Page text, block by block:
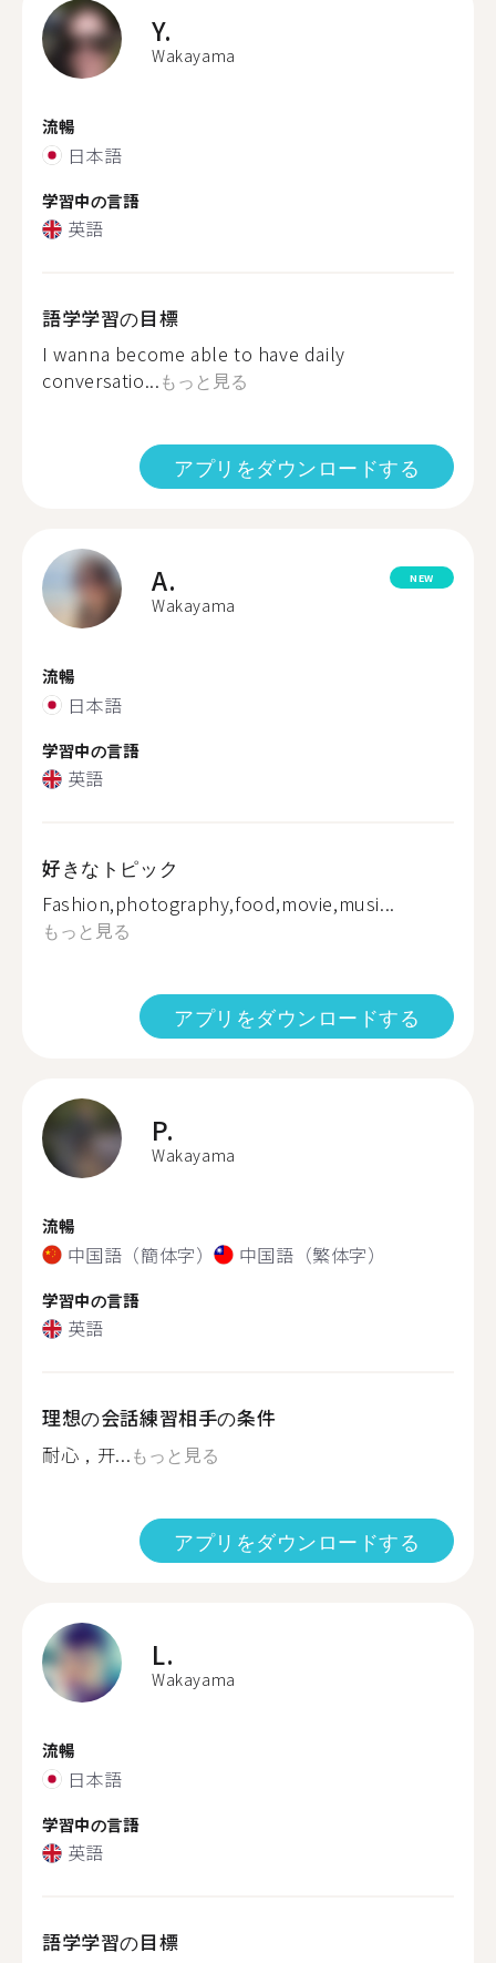
Y.
Wakayama
流暢
日本語
学習中の言語
英語
語学学習の目標
I wanna become able to have daily
conversatio...もっと見る
アプリをダウンロードする
A.
Wakayama
NEW
流暢
日本語
学習中の言語
英語
好きなトピック
Fashion,photography,food,movie,musi...
もっと見る
アプリをダウンロードする
P.
Wakayama
流暢
中国語（簡体字） 中国語（繁体字）
学習中の言語
英語
理想の会話練習相手の条件
耐心，开...もっと見る
アプリをダウンロードする
L.
Wakayama
流暢
日本語
学習中の言語
英語
語学学習の目標